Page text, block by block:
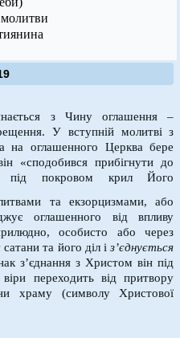
молитви
з Чину оглашення –
У вступній молитві з
на оглашенного Церква бере
«сподобився прибігнути до
під покровом крил Його
та екзорцизмами, або
оглашенного від впливу
особисто або через
сатани та його діл із’єднується
з’єднання з Христом він під
переходить від притвору
храму (символу Христової